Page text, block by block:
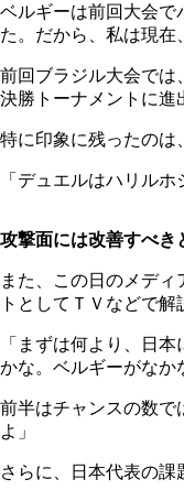
ベルギーは前回大会で
た。だから、私は現在
前回ブラジル大会では
決勝トーナメントに進
特に印象に残ったのは
「デュエルはハリル
攻撃面には改善すべき
また、この日のメデ
トとしてＴＶなどで
「まずは何より、日
かな。ベルギーがなか
前半はチャンスの数で
よ」
さらに、日本代表の課